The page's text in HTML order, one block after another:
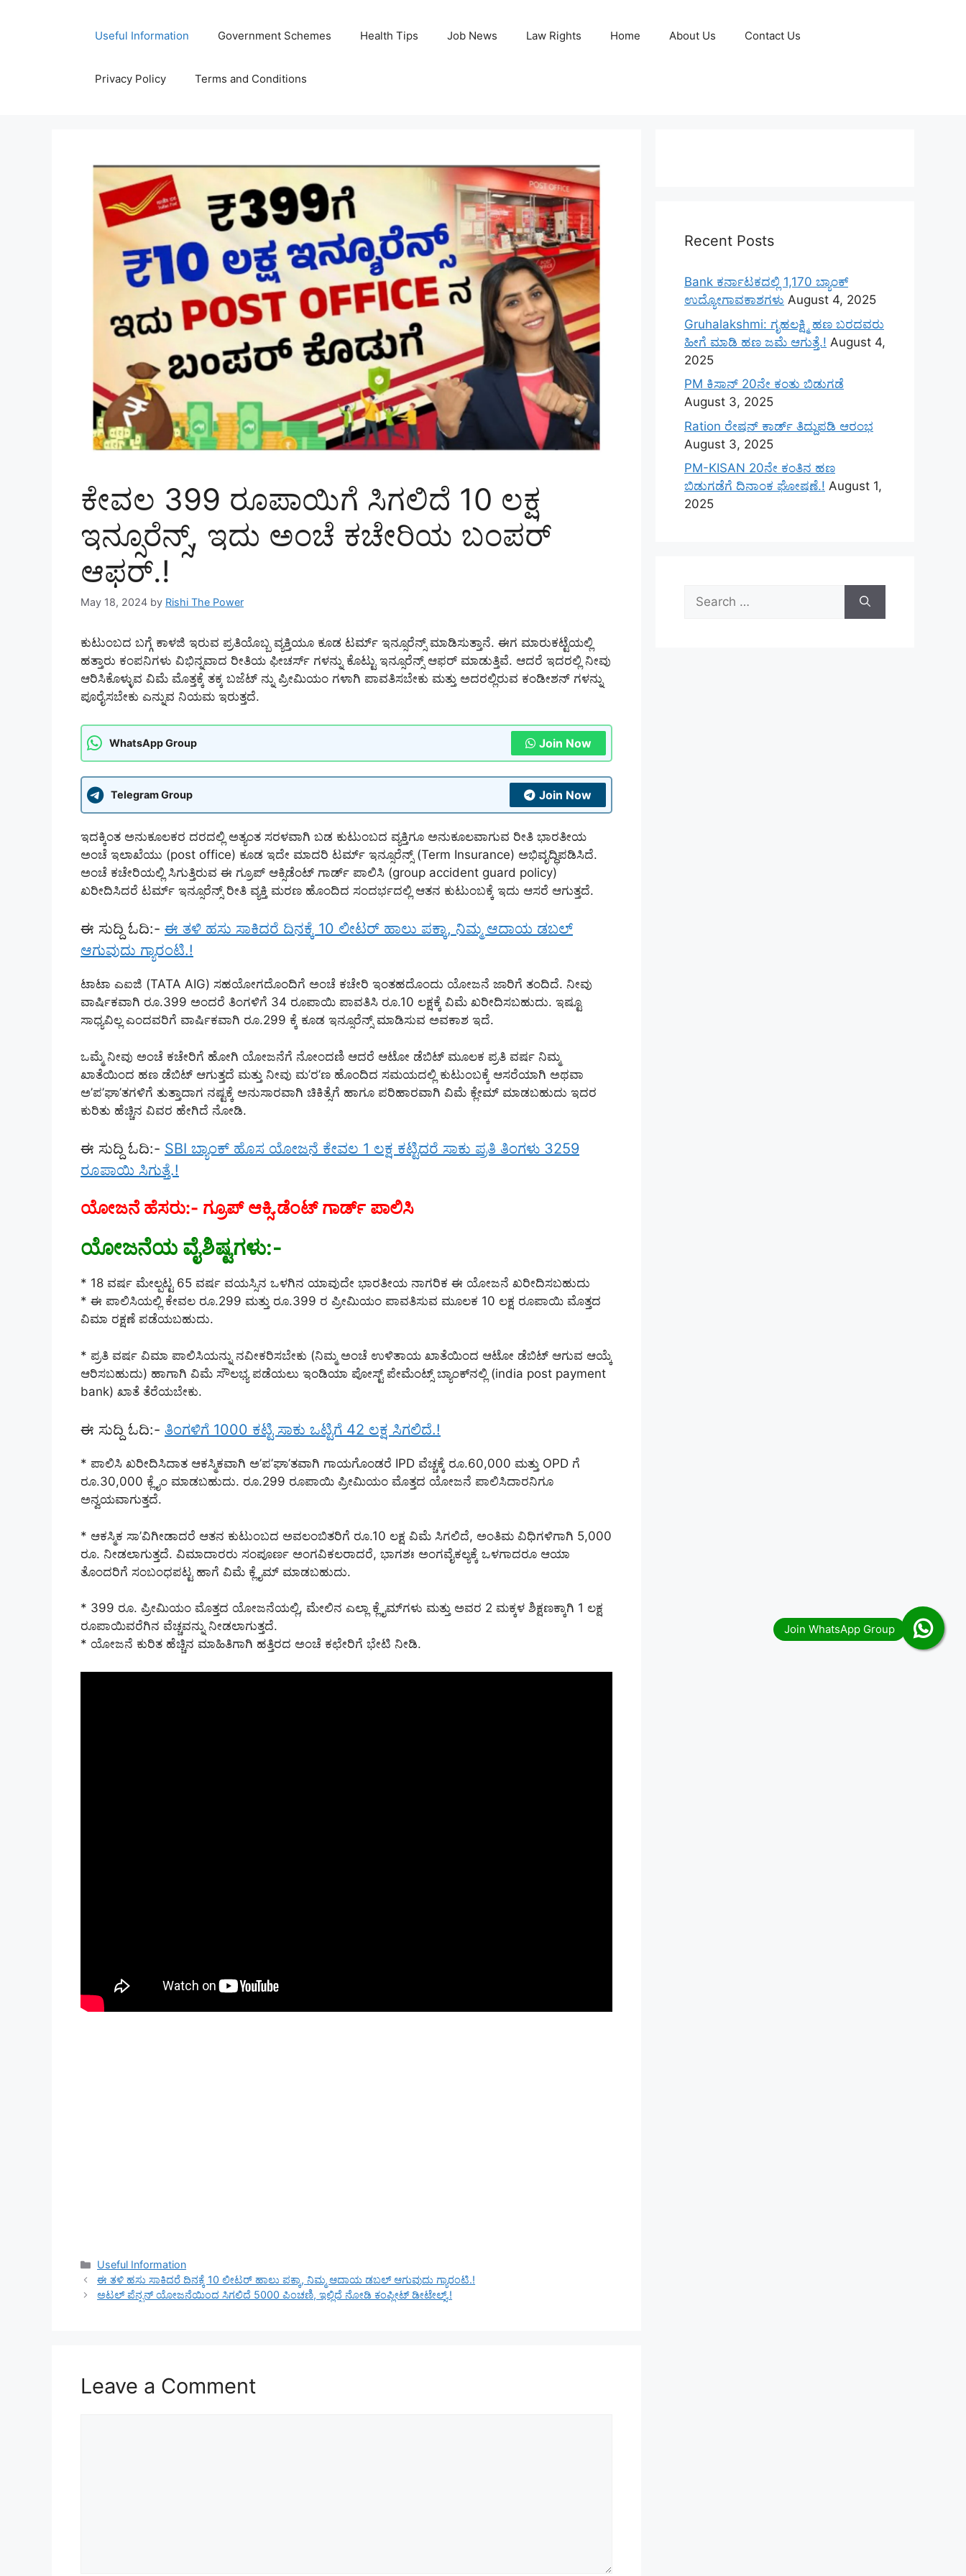
Useful Information Government Schemes Health Tips Job News Law Rights Home About Us Contact Us
Privacy Policy Terms and Conditions
ಕೇವಲ 399 ರೂಪಾಯಿಗೆ ಸಿಗಲಿದೆ 10 ಲಕ್ಷ
ಇನ್ಸೂರೆನ್ಸ್, ಇದು ಅಂಚೆ ಕಚೇರಿಯ ಬಂಪರ್
ಆಫರ್.!
May 18, 2024 by Rishi The Power
ಕುಟುಂಬದ ಬಗ್ಗೆ ಕಾಳಜಿ ಇರುವ ಪ್ರತಿಯೊಬ್ಬ ವ್ಯಕ್ತಿಯೂ ಕೂಡ ಟರ್ಮ್ ಇನ್ಸೂರೆನ್ಸ್ ಮಾಡಿಸುತ್ತಾನೆ. ಈಗ ಮಾರುಕಟ್ಟೆಯಲ್ಲಿ
ಹತ್ತಾರು ಕಂಪನಿಗಳು ವಿಭಿನ್ನವಾದ ರೀತಿಯ ಫೀಚರ್ಸ್ ಗಳನ್ನು ಕೊಟ್ಟು ಇನ್ಸೂರೆನ್ಸ್ ಆಫರ್ ಮಾಡುತ್ತಿವೆ. ಆದರೆ ಇದರಲ್ಲಿ ನೀವು
ಆರಿಸಿಕೊಳ್ಳುವ ವಿಮೆ ಮೊತ್ತಕ್ಕೆ ತಕ್ಕ ಬಜೆಟ್ ನ್ನು ಪ್ರೀಮಿಯಂ ಗಳಾಗಿ ಪಾವತಿಸಬೇಕು ಮತ್ತು ಅದರಲ್ಲಿರುವ ಕಂಡೀಶನ್ ಗಳನ್ನು
ಪೂರೈಸಬೇಕು ಎನ್ನುವ ನಿಯಮ ಇರುತ್ತದೆ.
WhatsApp Group Join Now
Telegram Group Join Now
ಇದಕ್ಕಿಂತ ಅನುಕೂಲಕರ ದರದಲ್ಲಿ ಅತ್ಯಂತ ಸರಳವಾಗಿ ಬಡ ಕುಟುಂಬದ ವ್ಯಕ್ತಿಗೂ ಅನುಕೂಲವಾಗುವ ರೀತಿ ಭಾರತೀಯ
ಅಂಚೆ ಇಲಾಖೆಯು (post office) ಕೂಡ ಇದೇ ಮಾದರಿ ಟರ್ಮ್ ಇನ್ಸೂರೆನ್ಸ್ (Term Insurance) ಅಭಿವೃದ್ಧಿಪಡಿಸಿದೆ.
ಅಂಚೆ ಕಚೇರಿಯಲ್ಲಿ ಸಿಗುತ್ತಿರುವ ಈ ಗ್ರೂಪ್ ಆಕ್ಸಿಡೆಂಟ್ ಗಾರ್ಡ್ ಪಾಲಿಸಿ (group accident guard policy)
ಖರೀದಿಸಿದರೆ ಟರ್ಮ್ ಇನ್ಸೂರೆನ್ಸ್ ರೀತಿ ವ್ಯಕ್ತಿ ಮರಣ ಹೊಂದಿದ ಸಂದರ್ಭದಲ್ಲಿ ಆತನ ಕುಟುಂಬಕ್ಕೆ ಇದು ಆಸರೆ ಆಗುತ್ತದೆ.
ಈ ಸುದ್ದಿ ಓದಿ:- ಈ ತಳಿ ಹಸು ಸಾಕಿದರೆ ದಿನಕ್ಕೆ 10 ಲೀಟರ್ ಹಾಲು ಪಕ್ಕಾ, ನಿಮ್ಮ ಆದಾಯ ಡಬಲ್
ಆಗುವುದು ಗ್ಯಾರಂಟಿ.!
ಟಾಟಾ ಎಐಜಿ (TATA AIG) ಸಹಯೋಗದೊಂದಿಗೆ ಅಂಚೆ ಕಚೇರಿ ಇಂತಹದೊಂದು ಯೋಜನೆ ಜಾರಿಗೆ ತಂದಿದೆ. ನೀವು
ವಾರ್ಷಿಕವಾಗಿ ರೂ.399 ಅಂದರೆ ತಿಂಗಳಿಗೆ 34 ರೂಪಾಯಿ ಪಾವತಿಸಿ ರೂ.10 ಲಕ್ಷಕ್ಕೆ ವಿಮೆ ಖರೀದಿಸಬಹುದು. ಇಷ್ಟೂ
ಸಾಧ್ಯವಿಲ್ಲ ಎಂದವರಿಗೆ ವಾರ್ಷಿಕವಾಗಿ ರೂ.299 ಕ್ಕೆ ಕೂಡ ಇನ್ಸೂರೆನ್ಸ್ ಮಾಡಿಸುವ ಅವಕಾಶ ಇದೆ.
ಒಮ್ಮೆ ನೀವು ಅಂಚೆ ಕಚೇರಿಗೆ ಹೋಗಿ ಯೋಜನೆಗೆ ನೋಂದಣಿ ಆದರೆ ಆಟೋ ಡೆಬಿಟ್ ಮೂಲಕ ಪ್ರತಿ ವರ್ಷ ನಿಮ್ಮ
ಖಾತೆಯಿಂದ ಹಣ ಡೆಬಿಟ್ ಆಗುತ್ತದೆ ಮತ್ತು ನೀವು ಮ’ರ’ಣ ಹೊಂದಿದ ಸಮಯದಲ್ಲಿ ಕುಟುಂಬಕ್ಕೆ ಆಸರೆಯಾಗಿ ಅಥವಾ
ಅ’ಪ’ಘಾ’ತಗಳಿಗೆ ತುತ್ತಾದಾಗ ನಷ್ಟಕ್ಕೆ ಅನುಸಾರವಾಗಿ ಚಿಕಿತ್ಸೆಗೆ ಹಾಗೂ ಪರಿಹಾರವಾಗಿ ವಿಮೆ ಕ್ಲೇಮ್ ಮಾಡಬಹುದು ಇದರ
ಕುರಿತು ಹೆಚ್ಚಿನ ವಿವರ ಹೇಗಿದೆ ನೋಡಿ.
ಈ ಸುದ್ದಿ ಓದಿ:- SBI ಬ್ಯಾಂಕ್ ಹೊಸ ಯೋಜನೆ ಕೇವಲ 1 ಲಕ್ಷ ಕಟ್ಟಿದರೆ ಸಾಕು ಪ್ರತಿ ತಿಂಗಳು 3259
ರೂಪಾಯಿ ಸಿಗುತ್ತೆ.!
ಯೋಜನೆ ಹೆಸರು:- ಗ್ರೂಪ್ ಆಕ್ಸಿ.ಡೆಂಟ್ ಗಾರ್ಡ್ ಪಾಲಿಸಿ
ಯೋಜನೆಯ ವೈಶಿಷ್ಟಗಳು:-
* 18 ವರ್ಷ ಮೇಲ್ಪಟ್ಟ 65 ವರ್ಷ ವಯಸ್ಸಿನ ಒಳಗಿನ ಯಾವುದೇ ಭಾರತೀಯ ನಾಗರಿಕ ಈ ಯೋಜನೆ ಖರೀದಿಸಬಹುದು
* ಈ ಪಾಲಿಸಿಯಲ್ಲಿ ಕೇವಲ ರೂ.299 ಮತ್ತು ರೂ.399 ರ ಪ್ರೀಮಿಯಂ ಪಾವತಿಸುವ ಮೂಲಕ 10 ಲಕ್ಷ ರೂಪಾಯಿ ಮೊತ್ತದ
ವಿಮಾ ರಕ್ಷಣೆ ಪಡೆಯಬಹುದು.
* ಪ್ರತಿ ವರ್ಷ ವಿಮಾ ಪಾಲಿಸಿಯನ್ನು ನವೀಕರಿಸಬೇಕು (ನಿಮ್ಮ ಅಂಚೆ ಉಳಿತಾಯ ಖಾತೆಯಿಂದ ಆಟೋ ಡೆಬಿಟ್ ಆಗುವ ಆಯ್ಕೆ
ಆರಿಸಬಹುದು) ಹಾಗಾಗಿ ವಿಮೆ ಸೌಲಭ್ಯ ಪಡೆಯಲು ಇಂಡಿಯಾ ಪೋಸ್ಟ್ ಪೇಮೆಂಟ್ಸ್ ಬ್ಯಾಂಕ್‌ನಲ್ಲಿ (india post payment
bank) ಖಾತೆ ‌ತೆರೆಯಬೇಕು.
ಈ ಸುದ್ದಿ ಓದಿ:- ತಿಂಗಳಿಗೆ 1000 ಕಟ್ಟಿ ಸಾಕು ಒಟ್ಟಿಗೆ 42 ಲಕ್ಷ ಸಿಗಲಿದೆ.!
* ಪಾಲಿಸಿ ಖರೀದಿಸಿದಾತ ಆಕಸ್ಮಿಕವಾಗಿ ಅ’ಪ’ಘಾ’ತವಾಗಿ ಗಾಯಗೊಂಡರೆ IPD ವೆಚ್ಚಕ್ಕೆ ರೂ.60,000 ಮತ್ತು OPD ಗೆ
ರೂ.30,000 ಕ್ಲೈಂ ಮಾಡಬಹುದು. ರೂ.299 ರೂಪಾಯಿ ಪ್ರೀಮಿಯಂ ಮೊತ್ತದ ಯೋಜನೆ ಪಾಲಿಸಿದಾರನಿಗೂ
ಅನ್ವಯವಾಗುತ್ತದೆ.
* ಆಕಸ್ಮಿಕ ಸಾ’ವಿಗೀಡಾದರೆ ಆತನ ಕುಟುಂಬದ ಅವಲಂಬಿತರಿಗೆ ರೂ.10 ಲಕ್ಷ ವಿಮೆ ಸಿಗಲಿದೆ, ಅಂತಿಮ ವಿಧಿಗಳಿಗಾಗಿ 5,000
ರೂ. ನೀಡಲಾಗುತ್ತದೆ. ವಿಮಾದಾರರು ಸಂಪೂರ್ಣ ಅಂಗವಿಕಲರಾದರೆ, ಭಾಗಶಃ ಅಂಗವೈಕಲ್ಯಕ್ಕೆ ಒಳಗಾದರೂ ಆಯಾ
ತೊಂದರಿಗೆ ಸಂಬಂಧಪಟ್ಟ ಹಾಗೆ ವಿಮೆ ಕ್ಲೈಮ್ ಮಾಡಬಹುದು.
* 399 ರೂ. ಪ್ರೀಮಿಯಂ ಮೊತ್ತದ ಯೋಜನೆಯಲ್ಲಿ, ಮೇಲಿನ ಎಲ್ಲಾ ಕ್ಲೈಮ್‌ಗಳು ಮತ್ತು ಅವರ 2 ಮಕ್ಕಳ ಶಿಕ್ಷಣಕ್ಕಾಗಿ 1 ಲಕ್ಷ
ರೂಪಾಯಿವರೆಗಿನ ವೆಚ್ಚವನ್ನು ನೀಡಲಾಗುತ್ತದೆ.
* ಯೋಜನೆ ಕುರಿತ ಹೆಚ್ಚಿನ ಮಾಹಿತಿಗಾಗಿ ಹತ್ತಿರದ ಅಂಚೆ ಕಛೇರಿಗೆ ಭೇಟಿ ನೀಡಿ.
Categories
Useful Information
ಈ ತಳಿ ಹಸು ಸಾಕಿದರೆ ದಿನಕ್ಕೆ 10 ಲೀಟರ್ ಹಾಲು ಪಕ್ಕಾ, ನಿಮ್ಮ ಆದಾಯ ಡಬಲ್ ಆಗುವುದು ಗ್ಯಾರಂಟಿ.!
ಅಟಲ್ ಪೆನ್ಷನ್ ಯೋಜನೆಯಿಂದ ಸಿಗಲಿದೆ 5000 ಪಿಂಚಣಿ, ಇಲ್ಲಿದೆ ನೋಡಿ ಕಂಪ್ಲೀಟ್ ಡೀಟೇಲ್ಸ್.!
Leave a Comment
Recent Posts
Bank ಕರ್ನಾಟಕದಲ್ಲಿ 1,170 ಬ್ಯಾಂಕ್
ಉದ್ಯೋಗಾವಕಾಶಗಳು August 4, 2025
Gruhalakshmi: ಗೃಹಲಕ್ಷ್ಮಿ ಹಣ ಬರದವರು
ಹೀಗೆ ಮಾಡಿ ಹಣ ಜಮೆ‌ ಆಗುತ್ತೆ.! August 4,
2025
PM ಕಿಸಾನ್ 20ನೇ ಕಂತು ಬಿಡುಗಡೆ
August 3, 2025
Ration ರೇಷನ್ ಕಾರ್ಡ್ ತಿದ್ದುಪಡಿ ಆರಂಭ
August 3, 2025
PM-KISAN 20ನೇ ಕಂತಿನ ಹಣ
ಬಿಡುಗಡೆಗೆ ದಿನಾಂಕ ಘೋಷಣೆ.! August 1,
2025
Search
for: